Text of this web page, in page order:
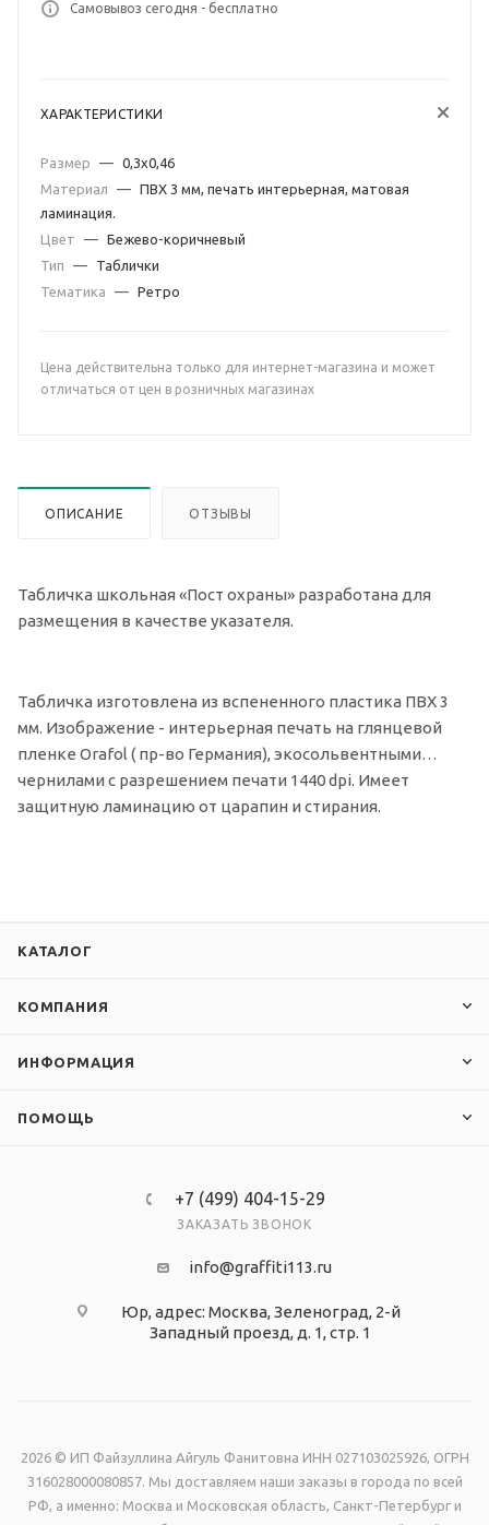
Самовывоз сегодня - бесплатно
ХАРАКТЕРИСТИКИ
Размер — 0,3х0,46
Материал
— ПВХ 3 мм, печать интерьерная, матовая
ламинация.
Цвет
— Бежево-коричневый
Тип
—
Таблички
Тематика
— Ретро
Цена действительна только для интернет-магазина и может
отличаться от цен в розничных магазинах
ОПИСАНИЕ ОТЗЫВЫ
Табличка школьная «Пост охраны» разработана для
размещения в качестве указателя.
Табличка изготовлена из вспененного пластика ПВХ 3
мм. Изображение - интерьерная печать на глянцевой
пленке Orafol ( пр-во Германия), экосольвентными
чернилами с разрешением печати 1440 dpi. Имеет
защитную ламинацию от царапин и стирания.
КАТАЛОГ
КОМПАНИЯ
ИНФОРМАЦИЯ
ПОМОЩЬ
+7 (499) 404-15-29
ЗАКАЗАТЬ ЗВОНОК
info@graffiti113.ru
Юр, адрес: Москва, Зеленоград, 2-й
Западный проезд, д. 1, стр. 1
2026 © ИП Файзуллина Айгуль Фанитовна ИНН 027103025926, ОГРН
316028000080857. Мы доставляем наши заказы в города по всей
РФ, а именно: Москва и Московская область, Санкт-Петербург и